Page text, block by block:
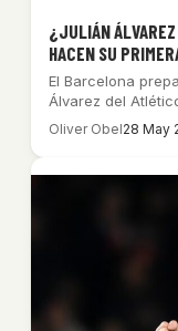
¿JULIÁN
HACEN SU
El Barcelona
Álvarez del
Oliver Obel28 May